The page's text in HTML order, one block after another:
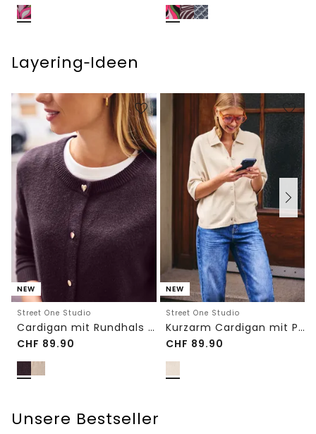
Layering‑Ideen
NEW
Street One Studio
Cardigan mit Rundhals und Knöpfen
CHF 89.90
NEW
Street One Studio
Kurzarm Cardigan mit Polokragen
CHF 89.90
Unsere Bestseller